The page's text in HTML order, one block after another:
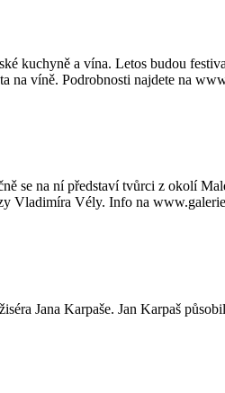
kuchyně a vína. Letos budou
na víně. Podrobnosti najdete na
se na ní představí tvůrci z okolí
Vladimíra Vély. Info na
Jana Karpaše. Jan Karpaš